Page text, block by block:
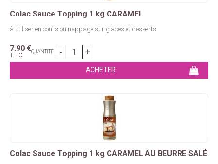
Colac Sauce Topping 1 kg CARAMEL
à utiliser en coulis ou nappage sur glaces et desserts
7.90 €
T.T.C. QUANTITÉ
Colac Sauce Topping 1 kg CARAMEL AU BEURRE SALÉ